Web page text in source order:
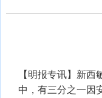
【明报专讯】新
中，有三分之一因